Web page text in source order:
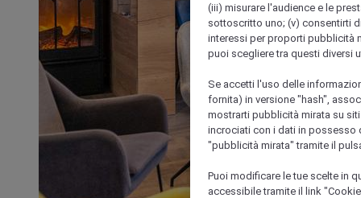
(iii) misurare l'audience e le
sottoscritto uno; (v) consentirti
interessi per proporti pubblicità
puoi scegliere tra questi diversi
Se accetti l'uso delle
fornita) in versione "hash",
mostrarti pubblicità mirata su
incrociati con i dati in possesso
"pubblicità mirata" tramite il
Puoi modificare le tue scelte in
accessibile tramite il link